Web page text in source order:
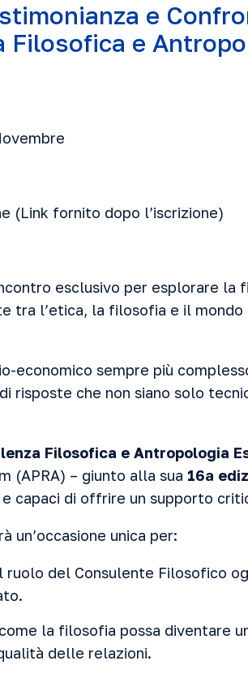
e
Filosofica e
(Link fornito dopo l’iscrizione)
esclusivo per esplorare la
tra l’etica, la filosofia e il
economico sempre più
risposte che non siano solo
Filosofica e Antropologia
(APRA) – giunto alla sua 16ª
e capaci di offrire un supporto
un’occasione unica per:
ruolo del Consulente Filosofico
come la filosofia possa diventare
delle relazioni.